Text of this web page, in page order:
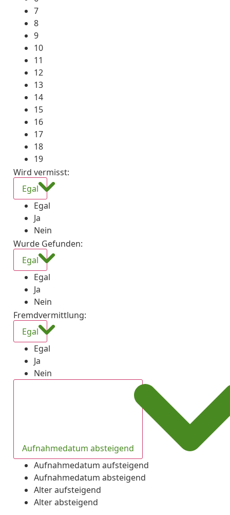
7
8
9
10
11
12
13
14
15
16
17
18
19
Wird vermisst:
Egal
Egal
Ja
Nein
Wurde Gefunden:
Egal
Egal
Ja
Nein
Fremdvermittlung:
Egal
Egal
Ja
Nein
Aufnahmedatum absteigend
Aufnahmedatum aufsteigend
Aufnahmedatum absteigend
Alter aufsteigend
Alter absteigend